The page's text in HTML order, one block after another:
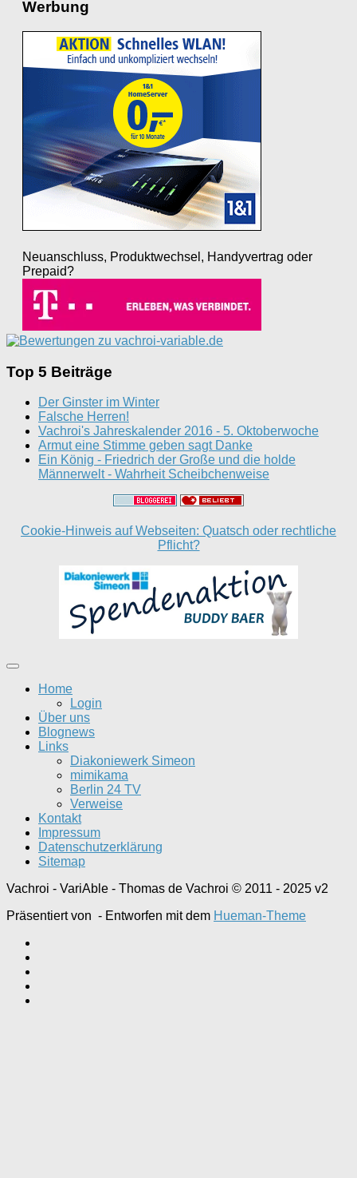
Werbung
Neuanschluss, Produktwechsel, Handyvertrag oder
Prepaid?
Top 5 Beiträge
Der Ginster im Winter
Falsche Herren!
Vachroi's Jahreskalender 2016 - 5. Oktoberwoche
Armut eine Stimme geben sagt Danke
Ein König - Friedrich der Große und die holde
Männerwelt - Wahrheit Scheibchenweise
Cookie-Hinweis auf Webseiten: Quatsch oder rechtliche
Pflicht?
Home
Login
Über uns
Blognews
Links
Diakoniewerk Simeon
mimikama
Berlin 24 TV
Verweise
Kontakt
Impressum
Datenschutzerklärung
Sitemap
Vachroi - VariAble - Thomas de Vachroi © 2011 - 2025 v2
Präsentiert von - Entworfen mit dem Hueman-Theme